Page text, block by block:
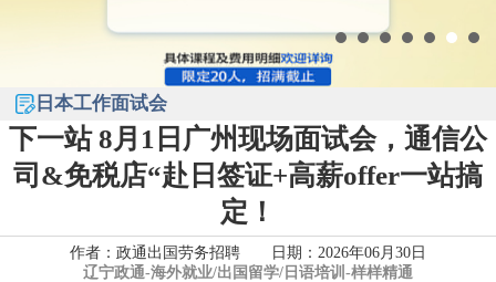
日本工作面试会
下一站 8月1日广州现场面试会，通信公
司&免税店“赴日签证+高薪offer一站搞
定！
作者：政通出国劳务招聘 日期：2026年06月30日
辽宁政通-海外就业/出国留学/日语培训-样样精通